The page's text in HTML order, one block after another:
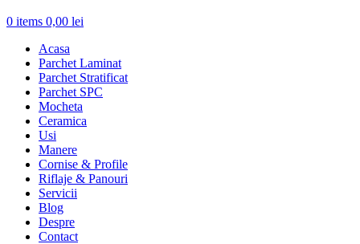
0 items 0,00 lei
Acasa
Parchet Laminat
Parchet Stratificat
Parchet SPC
Mocheta
Ceramica
Usi
Manere
Cornise & Profile
Riflaje & Panouri
Servicii
Blog
Despre
Contact